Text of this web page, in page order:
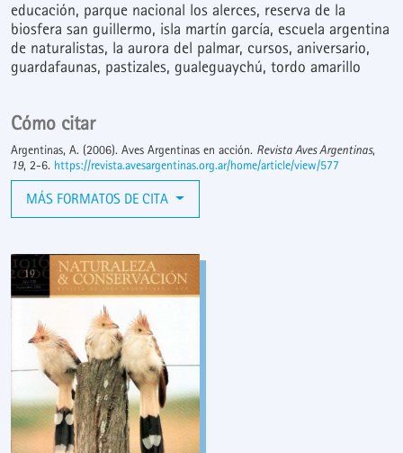
educación parque nacional los alerces reserva de la
biosfera san guillermo isla martín garcía escuela argentina
de naturalistas la aurora del palmar cursos aniversario
guardafaunas pastizales gualeguaychú tordo amarillo
Cómo citar
Argentinas, A. (2006). Aves Argentinas en acción. Revista Aves Argentinas,
19, 2-6. https://revista.avesargentinas.org.ar/home/article/view/577
MÁS FORMATOS DE CITA